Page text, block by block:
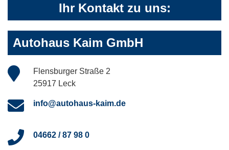
Ihr Kontakt zu uns:
Autohaus Kaim GmbH
Flensburger Straße 2
25917 Leck
info@autohaus-kaim.de
04662 / 87 98 0